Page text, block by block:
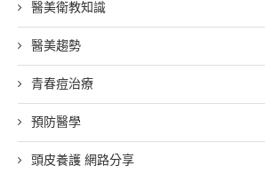
醫美衛教知識
醫美趨勢
青春痘治療
預防醫學
頭皮養護 網路分享